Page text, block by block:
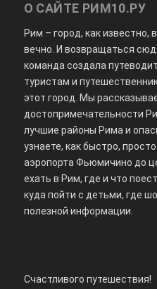
О САЙТЕ РИМ10.РУ
Рим – город, как
вечно. И возвращаться
команда создала
туристам и
этот город. Мы
достопримечательности
лучшие районы Рима и
узнаете, как быстро,
аэропорта Фьюмичино до
ехать в Рим, где и что
куда пойти с детьми, где
полезной информации.
Счастливого путешествия!